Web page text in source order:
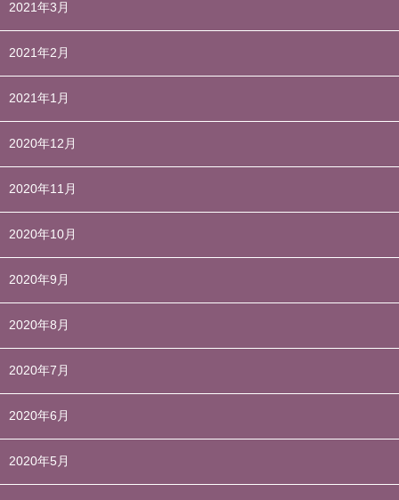
2021年3月
2021年2月
2021年1月
2020年12月
2020年11月
2020年10月
2020年9月
2020年8月
2020年7月
2020年6月
2020年5月